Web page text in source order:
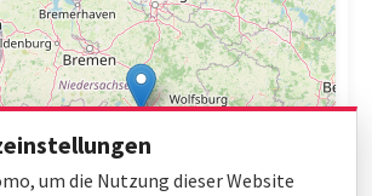
um die Nutzung dieser Website